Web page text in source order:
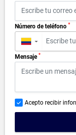
Número de teléfono *
▼
Mensaje *
Acepto recibir